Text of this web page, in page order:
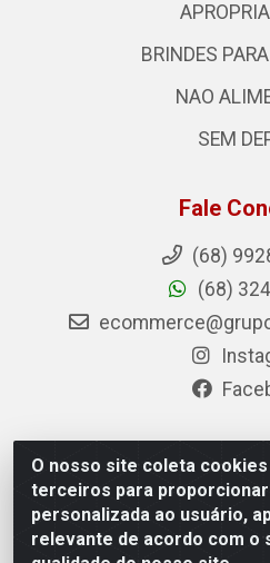
O nosso site coleta
terceiros para
personalizada ao usuário,
relevante de acordo com o
BRINDES
NAO
SEM
Fale
(68)
(68)
Hernandes - Atacado e
Transacreana, 2155 - Floresta
69.912-290 - CNPJ